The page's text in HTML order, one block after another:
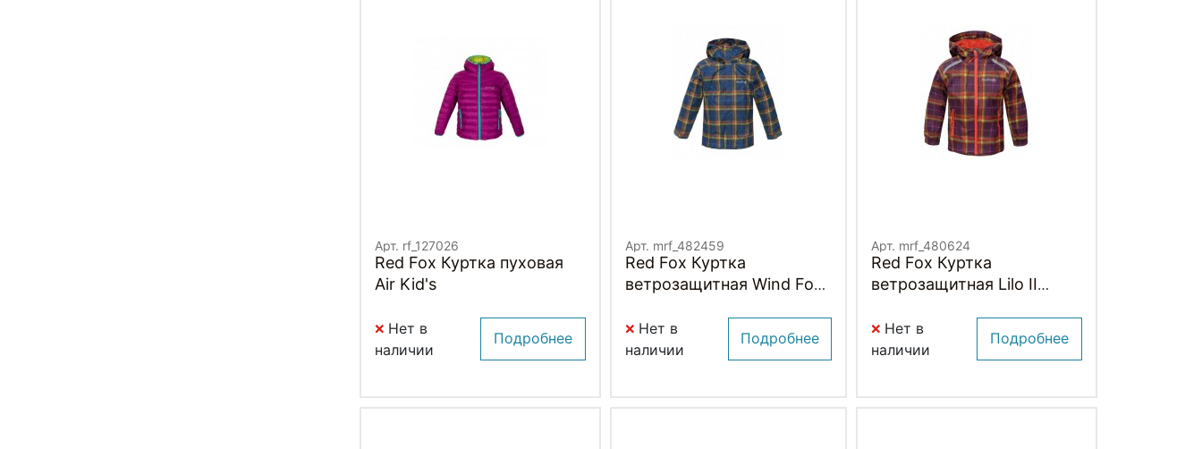
Арт. rf_127026
Red Fox Куртка пуховая
Air Kid's
Нет в
наличии
Подробнее
Арт. mrf_482459
Red Fox Куртка
ветрозащитная Wind Fox
Нет в
наличии
Подробнее
Арт. mrf_480624
Red Fox Куртка
ветрозащитная Lilo II
Нет в
наличии
Подробнее